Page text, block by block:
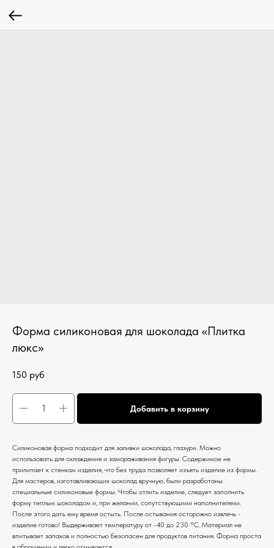
Форма силиконовая для шоколада «Плитка
люкс»
150 руб
Добавить в корзину
Силиконовая форма подходит для заливки шоколада, глазури. Можно
использовать для охлаждения и замораживания фигуры. Содержимое не
прилипает к стенкам изделия, что без труда позволяет изъять изделие из формы.
Для мастеров, изготавливающих шоколад вручную, были разработаны
специальные силиконовые формы. Чтобы отлить изделие, следует заполнить
форму теплым шоколадом и, при желании, сопутствующими наполнителями.
После этого дать ему время остыть. После остывания осторожно извлечь -
изделие готово! Выдерживает температуру от -40 до 230 °С. Материал не
впитывает запахов и полностью безопасен для продуктов питания. Форма проста